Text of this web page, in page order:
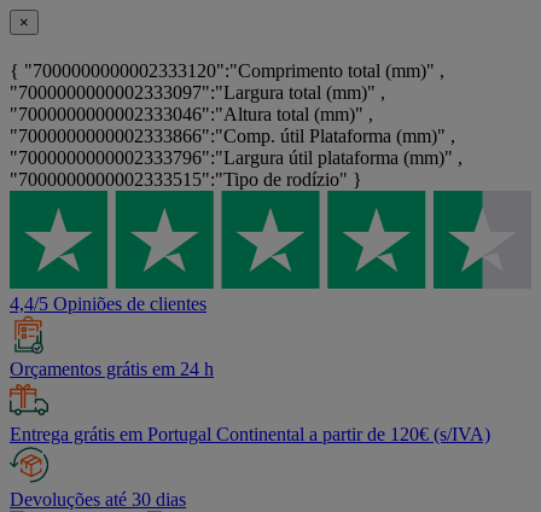
×
{ "7000000000002333120":"Comprimento total (mm)" ,
"7000000000002333097":"Largura total (mm)" ,
"7000000000002333046":"Altura total (mm)" ,
"7000000000002333866":"Comp. útil Plataforma (mm)" ,
"7000000000002333796":"Largura útil plataforma (mm)" ,
"7000000000002333515":"Tipo de rodízio" }
4,4/5 Opiniões de clientes
Orçamentos grátis em 24 h
Entrega grátis em Portugal Continental a partir de 120€ (s/IVA)
Devoluções até 30 dias